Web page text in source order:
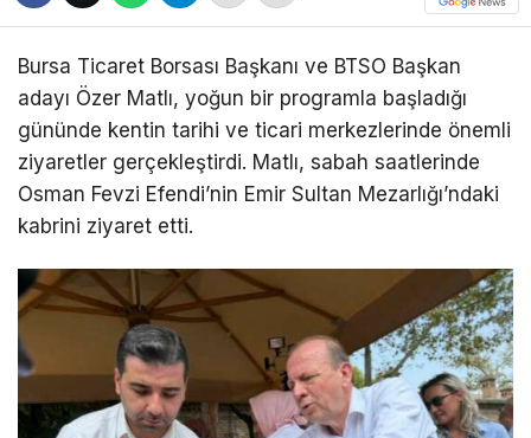
Bursa Ticaret Borsası Başkanı ve BTSO Başkan
adayı Özer Matlı, yoğun bir programla başladığı
gününde kentin tarihi ve ticari merkezlerinde önemli
ziyaretler gerçekleştirdi. Matlı, sabah saatlerinde
Osman Fevzi Efendi’nin Emir Sultan Mezarlığı’ndaki
kabrini ziyaret etti.